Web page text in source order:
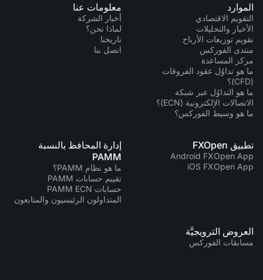
الموارد
التقويم الاقتصادي
الأخبار والتحليلات
تقويم توزيعات الأرباح
منتدى الفوركس
مركز المساعدة
ما هو تداوُل عقود الفروقات
(CFD)؟
ما هو التداوُل عبر شبكة
الاتصالات الإلكترونية (ECN)؟
ما هو وسيط الفوركس؟
معلومات عنا
أخبار الشركة
لماذا نحن؟
تاريخنا
اتصل بنا
تطبيق FXOpen
Android FXOpen App
iOS FXOpen App
إدارة المحافظ بالنسبة
PAMM
ما هو نظام PAMM؟
تقييم حسابات PAMM
حسابات PAMM ECN
المتداولون الرئيسيون والمتابعون
العروض الترويجيَّة
مسابقات الفوركس